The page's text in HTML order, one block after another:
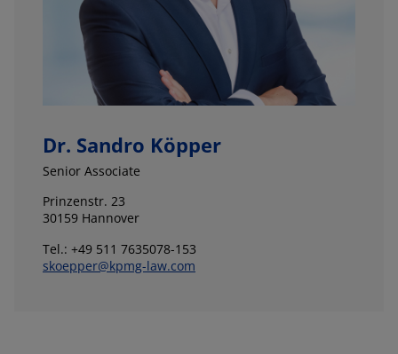
Dr. Sandro Köpper
Senior Associate
Prinzenstr. 23
30159 Hannover
Tel.: +49 511 7635078-153
skoepper@kpmg-law.com